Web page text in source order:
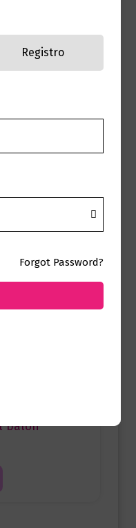
Junior
que hayan
hacer
balón
Registro
Forgot Password?